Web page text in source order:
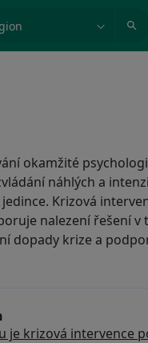
okamžité
náhlých a
Krizová
nalezení řešení v
dopady krize a
je krizová intervence